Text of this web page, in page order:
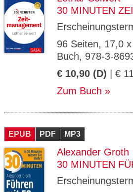
30 MINUTEN
96 Seiten, 17,0
Buch, 978-3-
€ 10,90 (D) | €
Zum Buch
EPUB PDF MP3
Alexander Groth
30 MINUTEN